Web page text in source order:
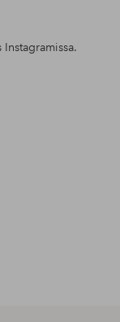
Instagramissa.